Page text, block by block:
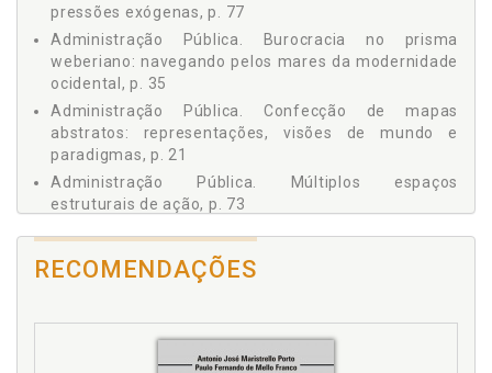
4.3 A Gestão Pública em Favor do ´Cliente´, p. 104
4.4 Novas Funções para o Estado: O Condutor de Políticas
Públicas, p. 111
4.5 A Construção Jurídica de Indicadores de Desempenho,
5 - NAVEGANDO EM MARES BRASILEIROS:
QUESTIONAMENTOS SOBRE A IMPORTAÇÃO DAS
PROPOSTAS HEGEMÔNICAS DE GESTÃO PÚBLICA, p. 125
5.1 Macunaíma: ´O Herói da Nossa Gente´, p. 126
5.2 A Tradução de Modelos Teóricos, p. 135
5.3 Em Busca da Gestão Social, p. 143
5.4 As Máculas do Clientelismo, p. 151
6 - CONSIDERAÇÕES FINAIS, p. 165
REFERÊNCIAS, p. 173
pressões exógenas, p. 77
Administração Pública. Burocracia no prisma
weberiano: navegando pelos mares da modernidade
ocidental, p. 35
Administração Pública. Confecção de mapas
abstratos: representações, visões de mundo e
paradigmas, p. 21
Administração Pública. Múltiplos espaços
estruturais de ação, p. 73
Alegoria. Macunaíma: ´O Herói da Nossa Gente´, p.
126
B
RECOMENDAÇÕES